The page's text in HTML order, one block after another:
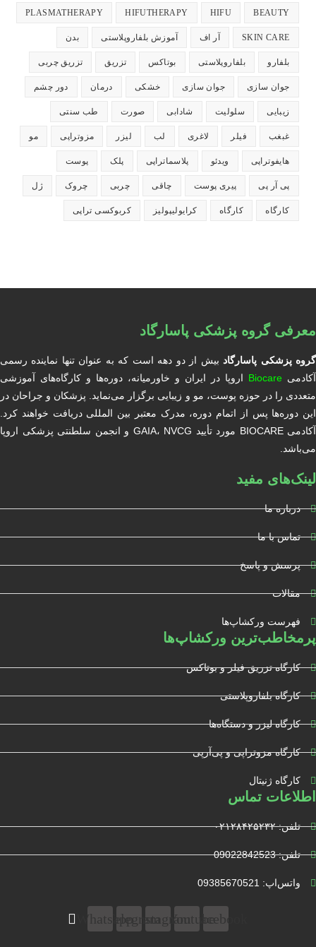
باز
باز
باز
باز
باز
BEAUTY
HIFU
HIFUTHERAPY
PLASMATHERAPY
SKIN CARE آر اف آموزش بلفاروپلاستی بدن
بلفارو بلفاروپلاستی بوتاکس تزریق تزریق چربی
جوان سازی جوان سازی خشکی درمان دور چشم
زیبایی سلولیت شادابی صورت طب سنتی
غبغب فیلر لاغری لب لیزر مزوتراپی مو
هایفوتراپی ویدئو پلاسماتراپی پلک پوست
پی آر پی پیری پوست چاقی چربی چروک ژل
کارگاه کارگاه کرایولیپولیز کربوکسی تراپی
معرفی گروه پزشکی پاسارگاد
گروه پزشکی پاسارگادبیش از دو دهه است که به عنوان تنها نماینده رسمی
آکادمی Biocare اروپا در ایران و خاورمیانه، دوره‌ها و کارگاه‌های آموزشی
متعددی را در حوزه پوست، مو و زیبایی برگزار می‌نماید. پزشکان و جراحان در
این دوره‌ها پس از اتمام دوره، مدرک معتبر بین المللی دریافت خواهند کرد.
آکادمی BIOCARE مورد تأیید GAIA، NVCG و انجمن سلطنتی پزشکی اروپا
می‌باشد.
لینک‌های مفید
درباره ما
تماس با ما
پرسش و پاسخ
مقالات
فهرست ورکشاپ‌ها
پرمخاطب‌ترین ورکشاپ‌ها
کارگاه تزریق فیلر و بوتاکس
کارگاه بلفاروپلاستی
کارگاه لیزر و دستگاه‌ها
کارگاه مزوتراپی و پی‌آرپی
کارگاه ژنیتال
اطلاعات تماس
تلفن: ۰۲۱۲۸۴۲۵۲۳۲
تلفن: 09022842523
واتس‌‌اپ: 09385670521
Facebook
Youtube
Instagram
Telegram
Whatsapp